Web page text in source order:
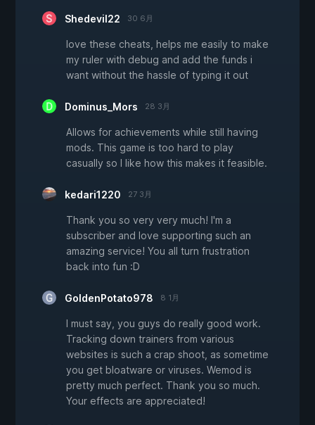
Shedevil22 30 6月
love these cheats, helps me easily to make
my ruler with debug and add the funds i
want without the hassle of typing it out
Dominus_Mors 28 3月
Allows for achievements while still having
mods. This game is too hard to play
casually so I like how this makes it feasible.
kedari1220 27 3月
Thank you so very very much! I'm a
subscriber and love supporting such an
amazing service! You all turn frustration
back into fun :D
GoldenPotato978 8 1月
I must say, you guys do really good work.
Tracking down trainers from various
websites is such a crap shoot, as sometime
you get bloatware or viruses. Wemod is
pretty much perfect. Thank you so much.
Your effects are appreciated!